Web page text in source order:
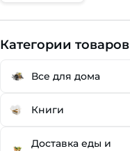
Категории товаров
Все для дома
Книги
Доставка еды и